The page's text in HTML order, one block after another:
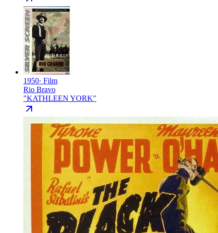
1950· Film
Rio Bravo
"KATHLEEN YORK"